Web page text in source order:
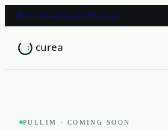
풀림 · PULLIM 2026.06.15 GA
PULLIM · COMING SOON